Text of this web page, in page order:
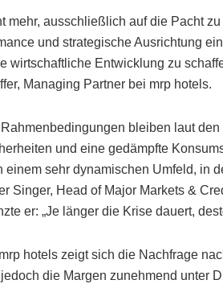
mehr, ausschließlich auf die Pacht
und strategische Ausrichtung
wirtschaftliche Entwicklung zu
Managing Partner bei mrp hotels.
bleiben laut
und eine gedämpfte
einem sehr dynamischen Umfeld, in
Singer, Head of Major Markets &
er: „Je länger die Krise dauert,
hotels zeigt sich die Nachfrage
die Margen zunehmend unter